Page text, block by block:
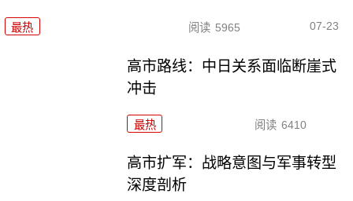
最热 阅读 5965 07-23
高市路线：中日关系面临断崖式
冲击
最热 阅读 6410
高市扩军：战略意图与军事转型
深度剖析